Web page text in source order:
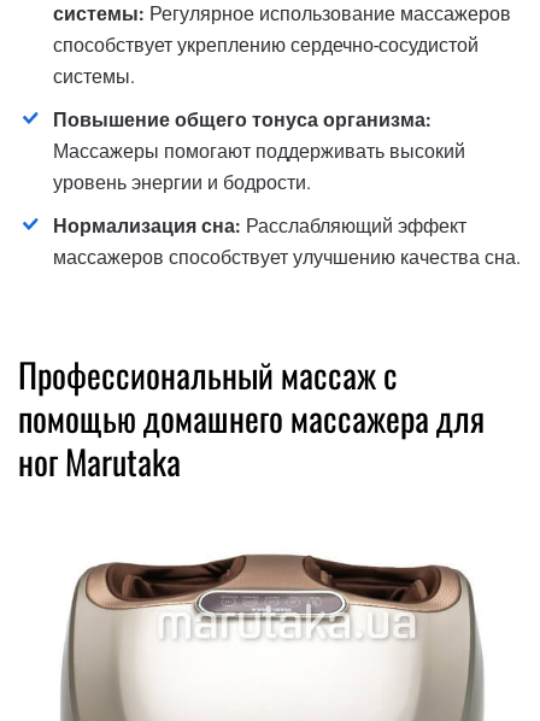
системы: Регулярное использование массажеров
способствует укреплению сердечно-сосудистой
системы.
Повышение общего тонуса организма:
Массажеры помогают поддерживать высокий
уровень энергии и бодрости.
Нормализация сна: Расслабляющий эффект
массажеров способствует улучшению качества сна.
Профессиональный массаж с
помощью домашнего массажера для
ног Marutaka